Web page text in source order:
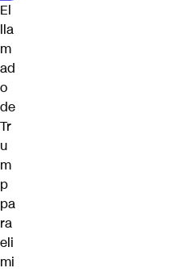
El
lla
m
ad
o
de
Tr
u
m
p
pa
ra
eli
mi